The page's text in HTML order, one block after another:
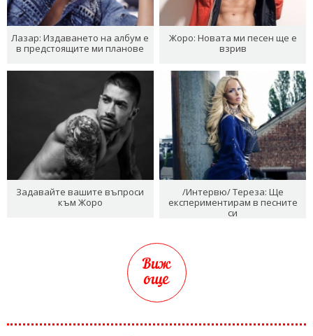
Лазар: Издаването на албум е
в предстоящите ми планове
Жоро: Новата ми песен ще е
взрив
Задавайте вашите въпроси
към Жоро
/Интервю/ Тереза: Ще
експериментирам в песните
си
Виж
още